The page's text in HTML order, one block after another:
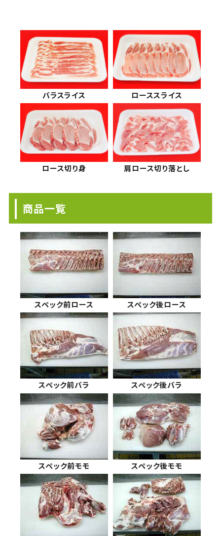
バラスライス ローススライス
ロース切り身 肩ロース切り落とし
商品一覧
スペック前ロース スペック後ロース
スペック前バラ スペック後バラ
スペック前モモ スペック後モモ